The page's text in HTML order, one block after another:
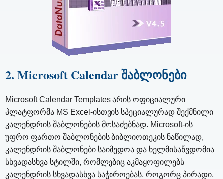
2. Microsoft Calendar შაბლონები
Microsoft Calendar Templates არის ოფიციალური
პლატფორმა MS Excel-ისთვის სპეციალურად შექმნილი
კალენდრის შაბლონების მოსაძებნად. Microsoft-ის
უფრო ფართო შაბლონების ბიბლიოთეკის ნაწილად,
კალენდრის შაბლონები საიმედოა და ხელმისაწვდომია
სხვადასხვა სტილში, რომლებიც აკმაყოფილებს
კალენდრის სხვადასხვა საჭიროებას, როგორც პირადი,